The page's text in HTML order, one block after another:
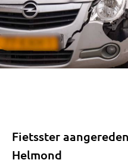
Fietsster
Helmond